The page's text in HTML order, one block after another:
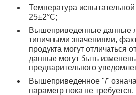
Мини-машина для мытья стен
Световой бар сауны
Высокоэффективная
Температура
25±2°C;
Вышеприведенные данные
типичными значениями,
продукта могут отличаться
данные могут быть
предварительного
Вышеприведенное "/"
параметр пока не требуется.